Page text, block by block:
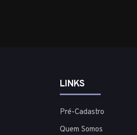
LINKS
Pré-Cadastro
Quem Somos